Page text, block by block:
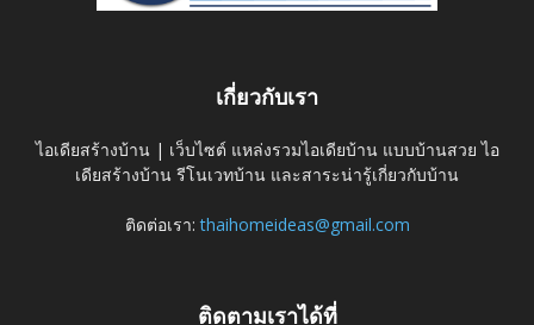
เกี่ยวกับเรา
ไอเดียสร้างบ้าน | เว็บไซต์ แหล่งรวมไอเดียบ้าน แบบบ้านสวย ไอ
เดียสร้างบ้าน รีโนเวทบ้าน และสาระน่ารู้เกี่ยวกับบ้าน
ติดต่อเรา:thaihomeideas@gmail.com
ติดตามเราได้ที่